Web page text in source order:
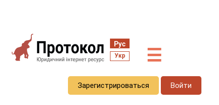
Рус
Укр ☰
Зарегистрироваться Войти